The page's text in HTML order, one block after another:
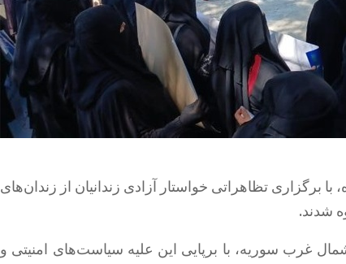
دوشنبه 19 شهریورماه، با برگزاری تظاهراتی خواستار آزادی زندانیان از زندان‌های
شدند.
غرب سوریه، با برپایی این علیه سیاست‌های امنیتی و